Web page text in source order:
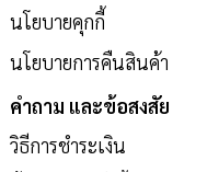
นโยบายคุกกี้
นโยบายการคืนสินค้า
คำถาม และข้อสงสัย
วิธีการชำระเงิน